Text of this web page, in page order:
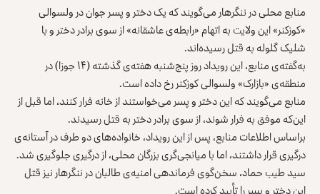
منابع محلی در ننگرهار می‌گویند که یک دختر و پسر جوان در ولسوالی
«کوزکنر» این ولایت به اتهام «رابطه‌ی عاشقانه» از سوی برادر دختر و با
شلیک گلوله به قتل رسیده‌اند.
به‌گفته‌ی منابع، این رویداد روز پنج‌شنبه هفته‌ی گذشته (۱۴ جوزا) در
منطقه‌ی «بازارک» ولسوالی کوزکنر رخ داده است.
منابع می‌‌گویند که این دختر و پسر می‌خواستند از خانه فرار کنند، اما قبل از
این‌که موفق به فرار شوند، از سوی برادر دختر به قتل رسیدند.
براساس اطلاعات منابع، پس از این رویداد، خانواده‌های دو طرف در آستانه‌ی
درگیری قرار داشتند، اما با میانجی‌گری بزرگان محلی، از درگیری جلوگیری شد.
سید طیب حماد، سخن‌گوی فرماندهی امنیه‌ی طالبان در ننگرهار نیز قتل
این دختر و پسر را تأیید کرده است.